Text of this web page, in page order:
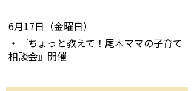
6月17日（金曜日）
・『ちょっと教えて！尾木ママの子育て
相談会』開催